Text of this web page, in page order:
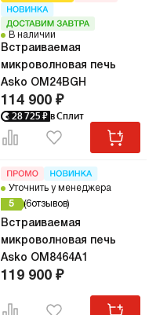
В наличии
Встраиваемая
микроволновая печь
Asko OM24BGH
114 900 ₽
28 725 ₽ в Сплит
Уточнить у менеджера
5
6отзывов
Встраиваемая
микроволновая печь
Asko OM8464A1
119 900 ₽